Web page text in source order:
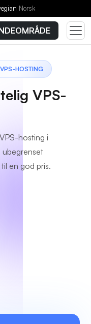
Norsk
HOSTING
VPS-
hosting i
ubegrenset
en god pris.